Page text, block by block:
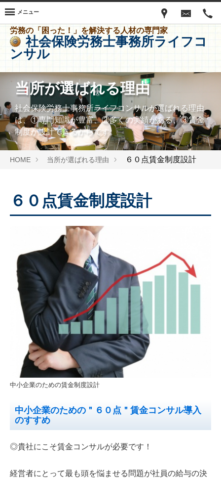
労務の「困った！」を解決する人材の専門家
社会保険労務士事務所ライフコ
ンサル
メニュー
当所が選ばれる理由
社会保険労務士事務所ライフコンサルが選ばれる理由
は、①専門知識が豊富、②多くの実績がある、③賃金
制度が設計できるからです。
HOME 当所が選ばれる理由 ６０点賃金制度設計
６０点賃金制度設計
中小企業のための賃金制度設計
中小企業のための＂６０点＂賃金コンサル導入
のすすめ
◎貴社にこそ賃金コンサルが必要です！
経営者にとって最も頭を悩ませる問題が社員の給与の決